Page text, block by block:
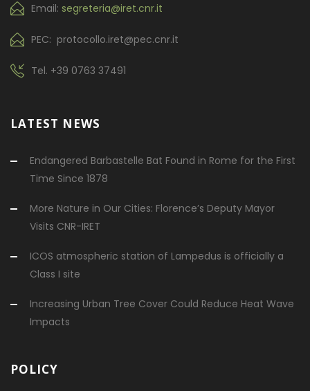
Email: segreteria@iret.cnr.it
PEC: protocollo.iret@pec.cnr.it
Tel. +39 0763 37491
LATEST NEWS
Endangered Barbastelle Bat Found in Rome for the First
Time Since 1878
More Nature in Our Cities: Florence’s Deputy Mayor
Visits CNR-IRET
ICOS atmospheric station of Lampedus is officially a
Class I site
Increasing Urban Tree Cover Could Reduce Heat Wave
Impacts
POLICY